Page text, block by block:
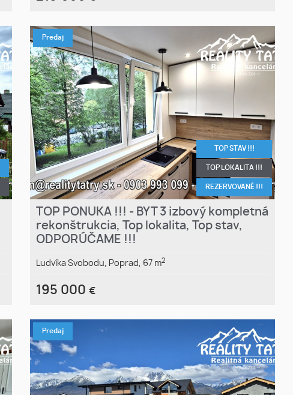
Predaj
TOP STAV !!!
TOP LOKALITA !!!
REZERVOVANÉ !!!
TOP PONUKA !!! - BYT 3 izbový kompletná
rekonštrukcia, Top lokalita, Top stav,
ODPORÚČAME !!!
Ludvíka Svobodu, Poprad, 67 m2
195 000 €
Predaj